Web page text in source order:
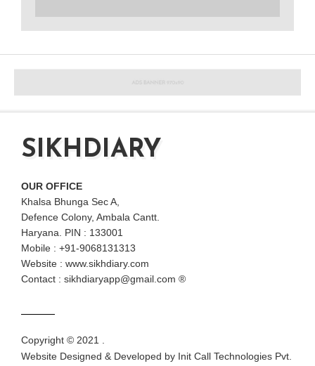
SIKHDIARY
OUR OFFICE
Khalsa Bhunga Sec A,
Defence Colony, Ambala Cantt.
Haryana. PIN : 133001
Mobile : +91-9068131313
Website : www.sikhdiary.com
Contact : sikhdiaryapp@gmail.com ®
Copyright © 2021 .
Website Designed & Developed by Init Call Technologies Pvt.